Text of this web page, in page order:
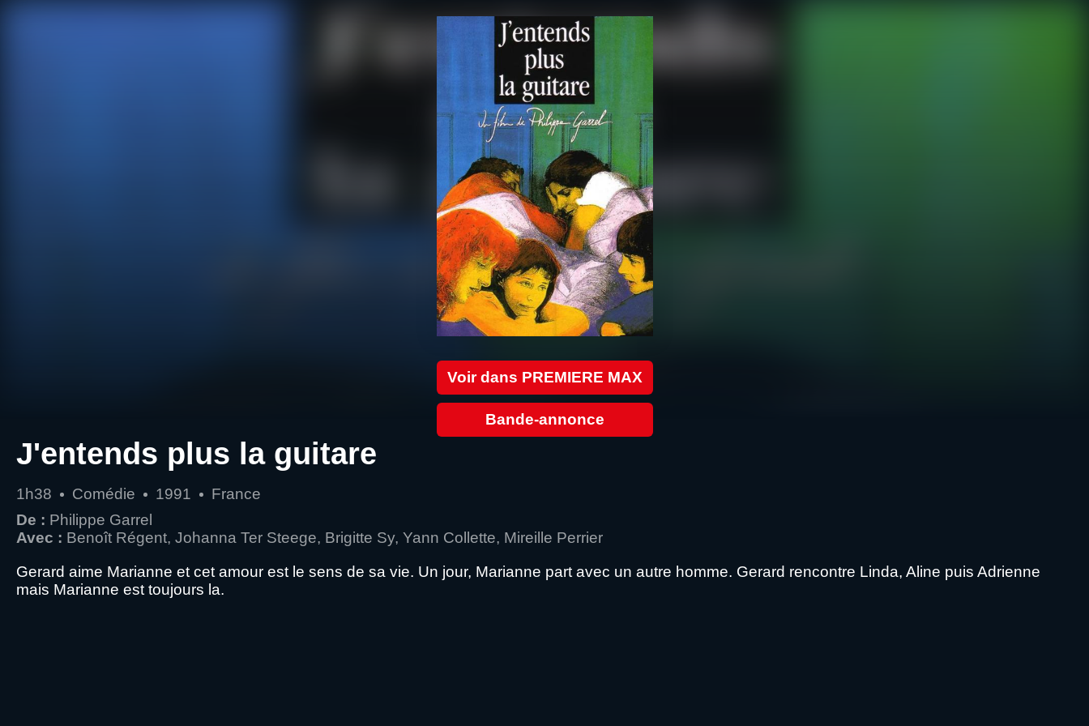
Voir dans PREMIERE MAX
Bande-annonce
J'entends plus la guitare
1h38 Comédie 1991
France
De : Philippe Garrel
Avec : Benoît Régent, Johanna Ter Steege, Brigitte Sy, Yann Collette, Mireille Perrier
Gerard aime Marianne et cet amour est le sens de sa vie. Un jour, Marianne part avec un autre homme. Gerard rencontre Linda, Aline puis Adrienne
mais Marianne est toujours la.